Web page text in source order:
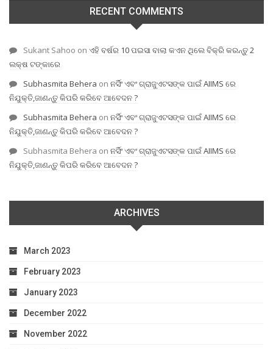
RECENT COMMENTS
Sukant Sahoo on ଏହି ବର୍ଷର 10 ପଇସା ବାଲା କଏନ ଥିଲେ ବିକ୍ରି କରନ୍ତୁ 2
ଲକ୍ଷ ଟଙ୍କାରେ
Subhasmita Behera on ନର୍ସିଂ ଏବଂ ଗ୍ରାଜୁଏଟସଙ୍କ ପାଇଁ AIIMS ରେ
ନିଯୁକ୍ତି,ଜାଣନ୍ତୁ କିପରି କରିବେ ଆବେଦନ ?
Subhasmita Behera on ନର୍ସିଂ ଏବଂ ଗ୍ରାଜୁଏଟସଙ୍କ ପାଇଁ AIIMS ରେ
ନିଯୁକ୍ତି,ଜାଣନ୍ତୁ କିପରି କରିବେ ଆବେଦନ ?
Subhasmita Behera on ନର୍ସିଂ ଏବଂ ଗ୍ରାଜୁଏଟସଙ୍କ ପାଇଁ AIIMS ରେ
ନିଯୁକ୍ତି,ଜାଣନ୍ତୁ କିପରି କରିବେ ଆବେଦନ ?
ARCHIVES
March 2023
February 2023
January 2023
December 2022
November 2022